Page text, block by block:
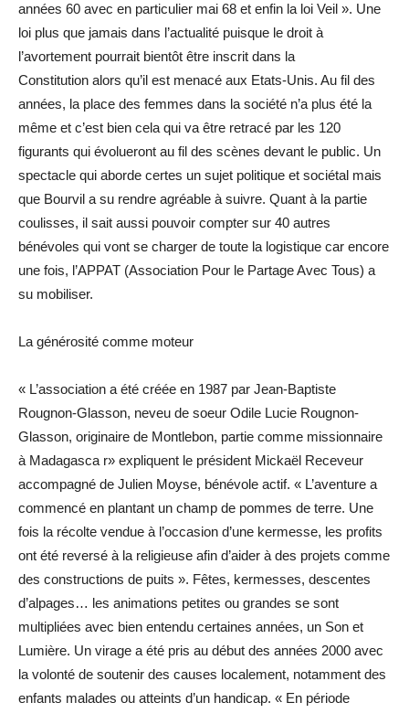
années 60 avec en particulier mai 68 et enfin la loi Veil ». Une
loi plus que jamais dans l’actualité puisque le droit à
l’avortement pourrait bientôt être inscrit dans la
Constitution alors qu’il est menacé aux Etats-Unis. Au fil des
années, la place des femmes dans la société n’a plus été la
même et c’est bien cela qui va être retracé par les 120
figurants qui évolueront au fil des scènes devant le public. Un
spectacle qui aborde certes un sujet politique et sociétal mais
que Bourvil a su rendre agréable à suivre. Quant à la partie
coulisses, il sait aussi pouvoir compter sur 40 autres
bénévoles qui vont se charger de toute la logistique car encore
une fois, l’APPAT (Association Pour le Partage Avec Tous) a
su mobiliser.
La générosité comme moteur
« L’association a été créée en 1987 par Jean-Baptiste
Rougnon-Glasson, neveu de soeur Odile Lucie Rougnon-
Glasson, originaire de Montlebon, partie comme missionnaire
à Madagasca r» expliquent le président Mickaël Receveur
accompagné de Julien Moyse, bénévole actif. « L’aventure a
commencé en plantant un champ de pommes de terre. Une
fois la récolte vendue à l’occasion d’une kermesse, les profits
ont été reversé à la religieuse afin d’aider à des projets comme
des constructions de puits ». Fêtes, kermesses, descentes
d’alpages… les animations petites ou grandes se sont
multipliées avec bien entendu certaines années, un Son et
Lumière. Un virage a été pris au début des années 2000 avec
la volonté de soutenir des causes localement, notamment des
enfants malades ou atteints d’un handicap. « En période